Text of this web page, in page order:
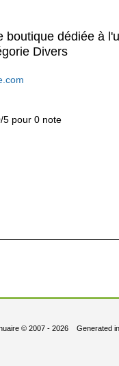
boutique dédiée à
Divers
5 pour 0 note
© 2007 - 2026 Generated